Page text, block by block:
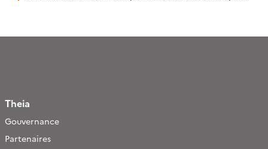
Theia
Gouvernance
Partenaires